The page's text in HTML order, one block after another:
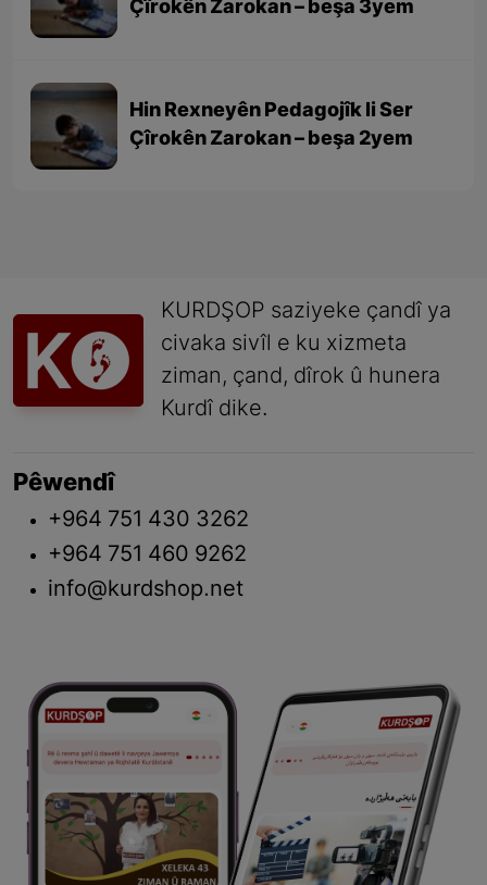
Çîrokên Zarokan – beşa 3yem
Hin Rexneyên Pedagojîk li Ser
Çîrokên Zarokan – beşa 2yem
KURDŞOP saziyeke çandî ya
civaka sivîl e ku xizmeta
ziman, çand, dîrok û hunera
Kurdî dike.
Pêwendî
+964 751 430 3262
+964 751 460 9262
info@kurdshop.net